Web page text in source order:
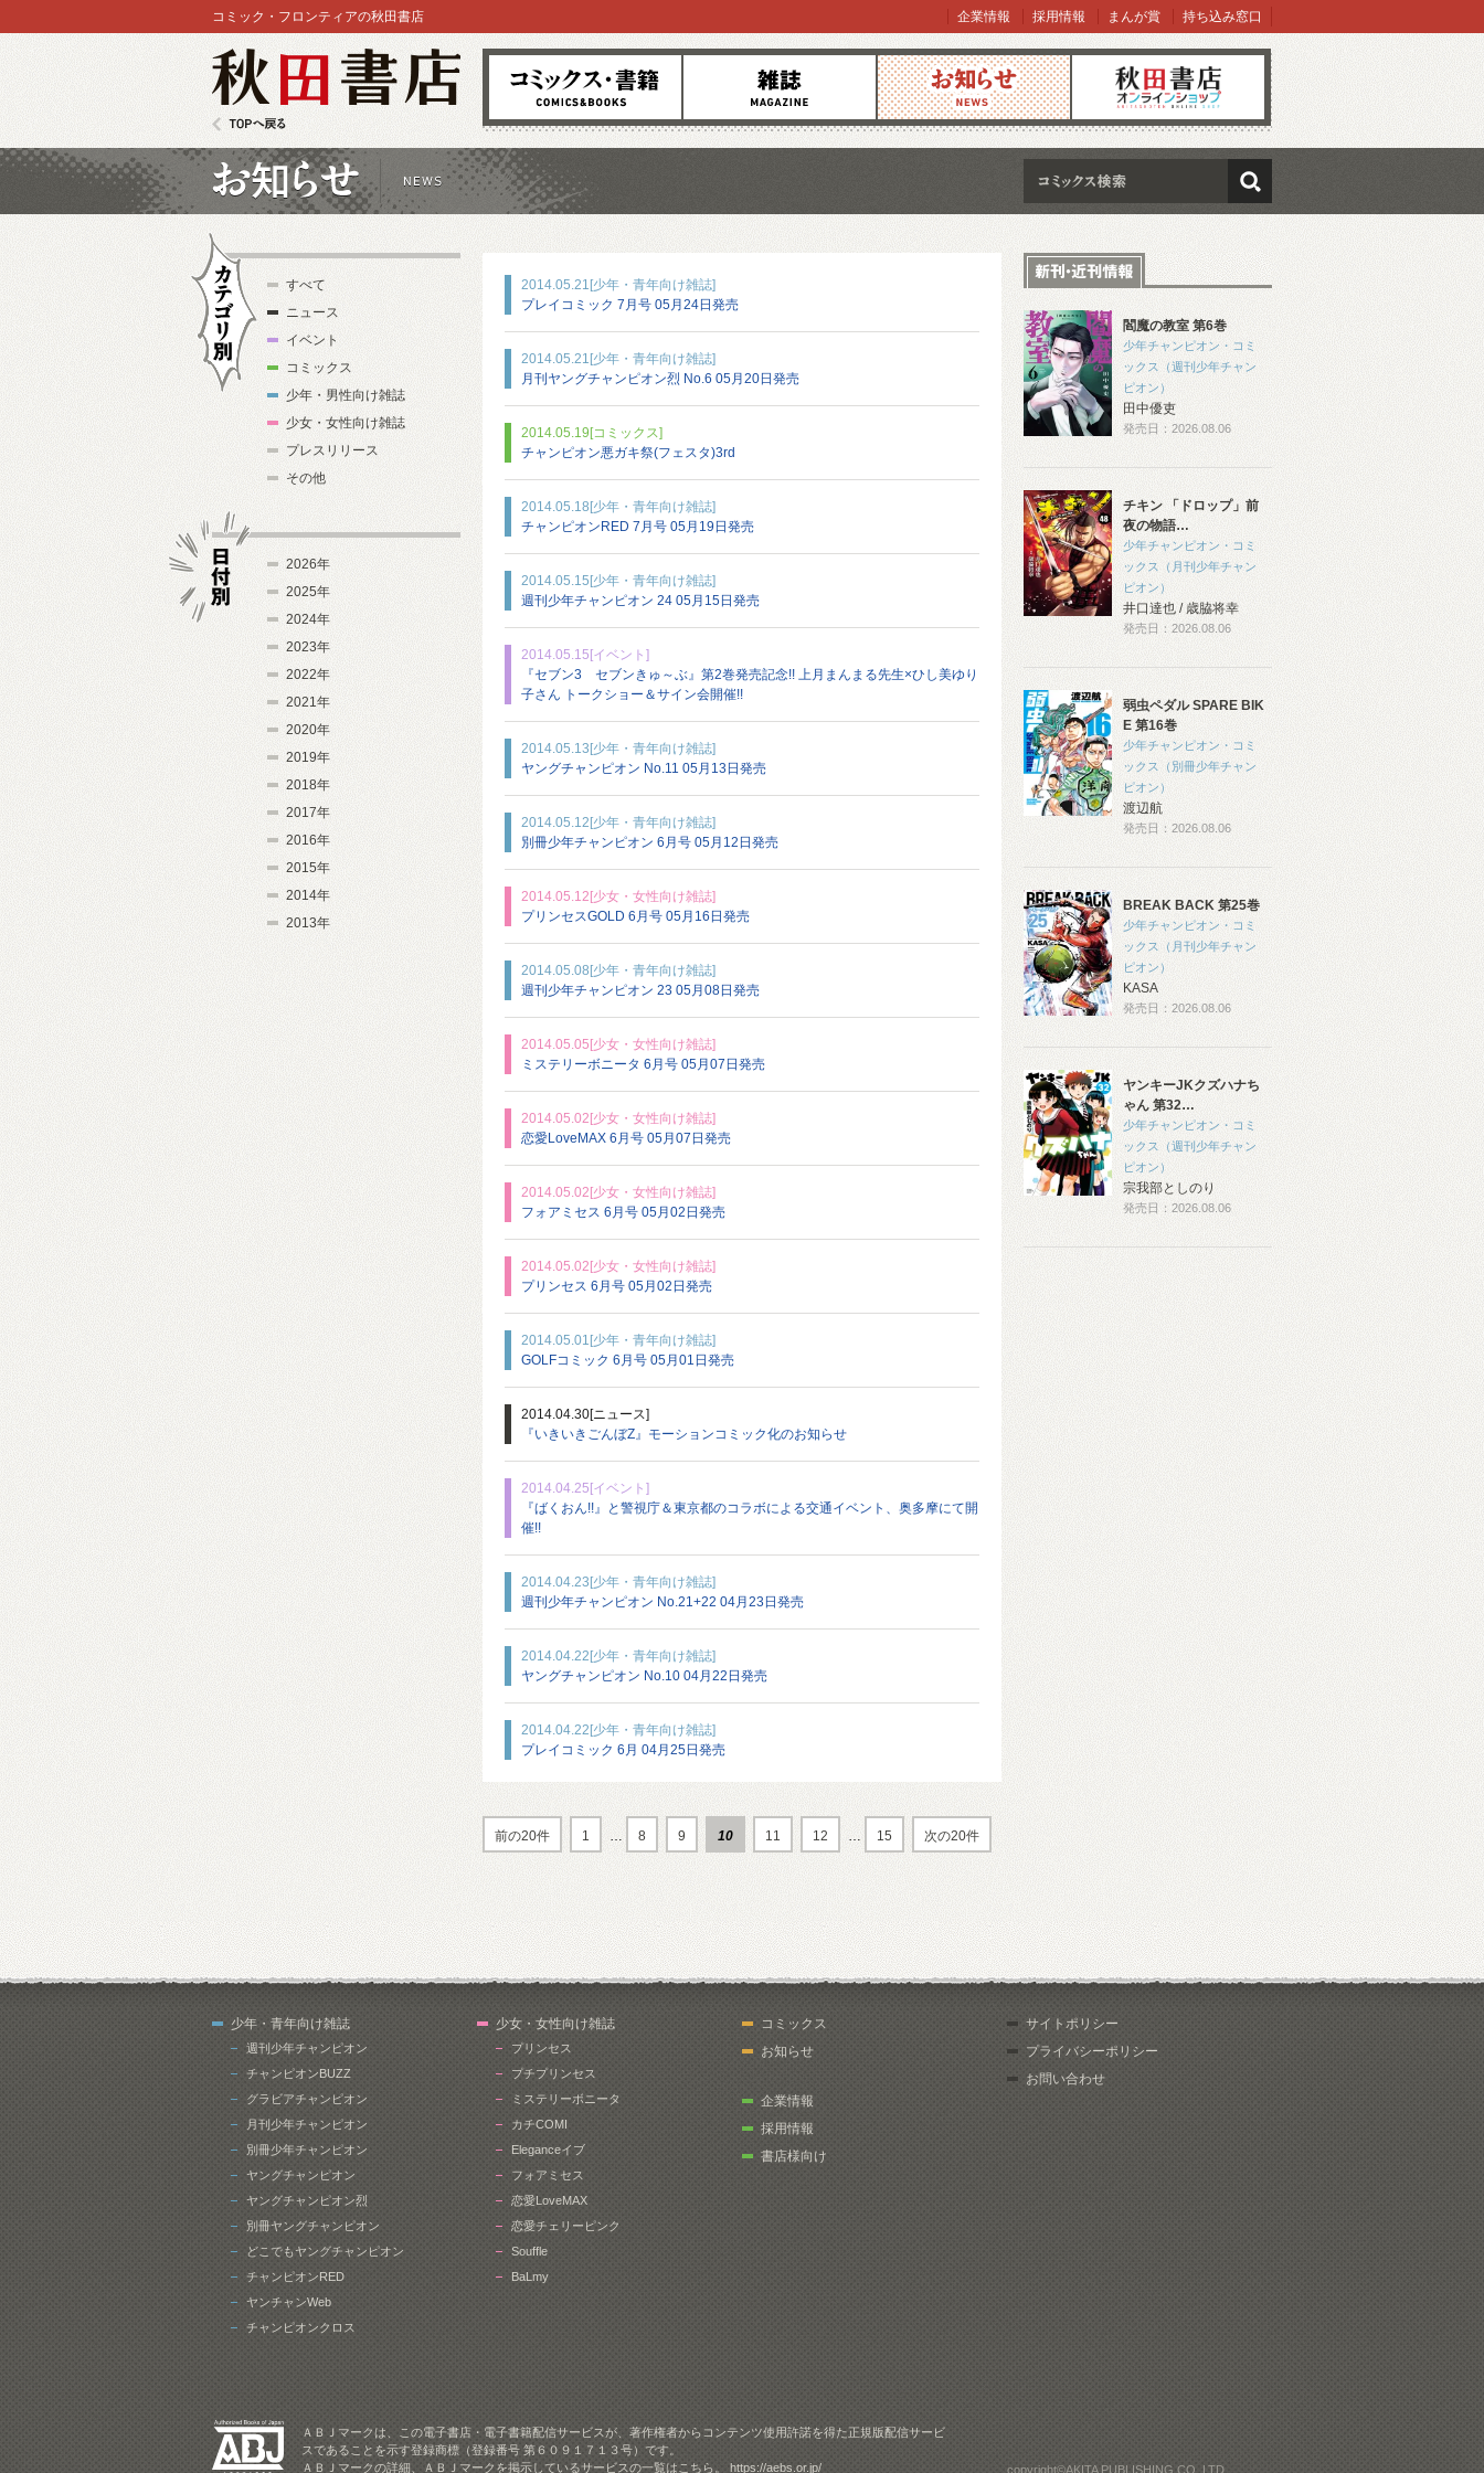
コミックス 雑誌 お知らせ オンラインショップ
コミック・フロンティアの秋田書店 企業情報 採用情報 まんが賞 持ち込み窓口
検索
2014.05.21 [少年・青年向け雑誌]
プレイコミック 7月号 05月24日発売
2014.05.21 [少年・青年向け雑誌]
月刊ヤングチャンピオン烈 No.6 05月20日発売
2014.05.19 [コミックス]
チャンピオン悪ガキ祭(フェスタ)3rd
2014.05.18 [少年・青年向け雑誌]
チャンピオンRED 7月号 05月19日発売
2014.05.15 [少年・青年向け雑誌]
週刊少年チャンピオン 24 05月15日発売
2014.05.15 [イベント]
『セブン3 セブンきゅ～ぶ』第2巻発売記念!! 上月まんまる先生×ひし美ゆり
子さん トークショー＆サイン会開催!!
2014.05.13 [少年・青年向け雑誌]
ヤングチャンピオン No.11 05月13日発売
2014.05.12 [少年・青年向け雑誌]
別冊少年チャンピオン 6月号 05月12日発売
2014.05.12 [少女・女性向け雑誌]
プリンセスGOLD 6月号 05月16日発売
2014.05.08 [少年・青年向け雑誌]
週刊少年チャンピオン 23 05月08日発売
2014.05.05 [少女・女性向け雑誌]
ミステリーボニータ 6月号 05月07日発売
2014.05.02 [少女・女性向け雑誌]
恋愛LoveMAX 6月号 05月07日発売
2014.05.02 [少女・女性向け雑誌]
フォアミセス 6月号 05月02日発売
2014.05.02 [少女・女性向け雑誌]
プリンセス 6月号 05月02日発売
2014.05.01 [少年・青年向け雑誌]
GOLFコミック 6月号 05月01日発売
2014.04.30[ニュース]
『いきいきごんぼZ』モーションコミック化のお知らせ
2014.04.25 [イベント]
『ばくおん!!』と警視庁＆東京都のコラボによる交通イベント、奥多摩にて開
催!!
2014.04.23 [少年・青年向け雑誌]
週刊少年チャンピオン No.21+22 04月23日発売
2014.04.22 [少年・青年向け雑誌]
ヤングチャンピオン No.10 04月22日発売
2014.04.22 [少年・青年向け雑誌]
プレイコミック 6月 04月25日発売
前の20件 1 … 8 9 10 11 12 … 15 次の20件
閻魔の教室 第6巻
少年チャンピオン・コミ
ックス（週刊少年チャン
ピオン）
田中優吏
発売日：2026.08.06
チキン 「ドロップ」前
夜の物語…
少年チャンピオン・コミ
ックス（月刊少年チャン
ピオン）
井口達也 / 歳脇将幸
発売日：2026.08.06
弱虫ペダル SPARE BIK
E 第16巻
少年チャンピオン・コミ
ックス（別冊少年チャン
ピオン）
渡辺航
発売日：2026.08.06
BREAK BACK 第25巻
少年チャンピオン・コミ
ックス（月刊少年チャン
ピオン）
KASA
発売日：2026.08.06
ヤンキーJKクズハナち
ゃん 第32…
少年チャンピオン・コミ
ックス（週刊少年チャン
ピオン）
宗我部としのり
発売日：2026.08.06
すべて
ニュース
イベント
コミックス
少年・男性向け雑誌
少女・女性向け雑誌
プレスリリース
その他
2026年
2025年
2024年
2023年
2022年
2021年
2020年
2019年
2018年
2017年
2016年
2015年
2014年
2013年
少年・青年向け雑誌
週刊少年チャンピオン
チャンピオンBUZZ
グラビアチャンピオン
月刊少年チャンピオン
別冊少年チャンピオン
ヤングチャンピオン
ヤングチャンピオン烈
別冊ヤングチャンピオン
どこでもヤングチャンピオン
チャンピオンRED
ヤンチャンWeb
チャンピオンクロス
少女・女性向け雑誌
プリンセス
プチプリンセス
ミステリーボニータ
カチCOMI
Eleganceイブ
フォアミセス
恋愛LoveMAX
恋愛チェリーピンク
Souffle
BaLmy
コミックス
お知らせ
企業情報
採用情報
書店様向け
サイトポリシー
プライバシーポリシー
お問い合わせ
ＡＢＪマークは、この電子書店・電子書籍配信サービスが、著作権者からコンテンツ使用許諾を得た正規版配信サービ
スであることを示す登録商標（登録番号 第６０９１７１３号）です。
ＡＢＪマークの詳細、ＡＢＪマークを掲示しているサービスの一覧はこちら。https://aebs.or.jp/ copyright©AKITA PUBLISHING CO.,LTD.